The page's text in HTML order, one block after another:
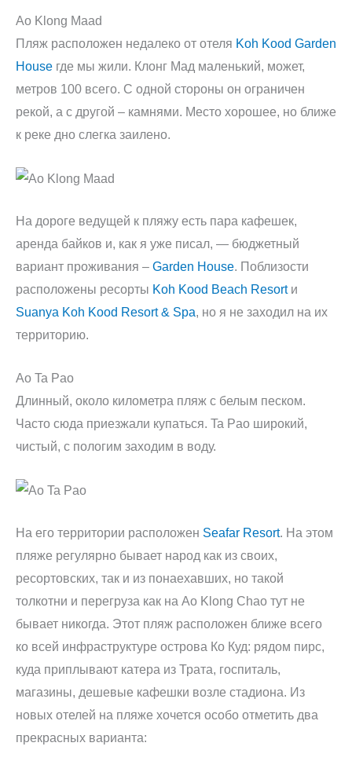
Ao Klong Maad
Пляж расположен недалеко от отеля Koh Kood Garden
House где мы жили. Клонг Мад маленький, может,
метров 100 всего. С одной стороны он ограничен
рекой, а с другой – камнями. Место хорошее, но ближе
к реке дно слегка заилено.
На дороге ведущей к пляжу есть пара кафешек,
аренда байков и, как я уже писал, — бюджетный
вариант проживания – Garden House. Поблизости
расположены ресорты Koh Kood Beach Resortи
Suanya Koh Kood Resort & Spa, но я не заходил на их
территорию.
Ao Ta Pao
Длинный, около километра пляж с белым песком.
Часто сюда приезжали купаться. Ta Pao широкий,
чистый, с пологим заходим в воду.
На его территории расположен Seafar Resort. На этом
пляже регулярно бывает народ как из своих,
ресортовских, так и из понаехавших, но такой
толкотни и перегруза как на Ao Klong Chao тут не
бывает никогда. Этот пляж расположен ближе всего
ко всей инфраструктуре острова Ко Куд: рядом пирс,
куда приплывают катера из Трата, госпиталь,
магазины, дешевые кафешки возле стадиона. Из
новых отелей на пляже хочется особо отметить два
прекрасных варианта: